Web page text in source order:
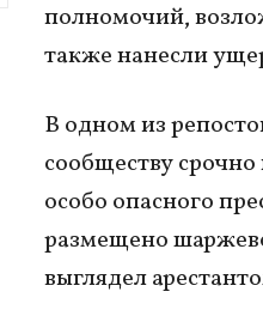
полномочий,
также нанесли
В одном из
сообществу
особо опасного
размещено
выглядел